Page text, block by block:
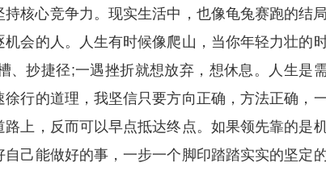
核心竞争力。现实生活中，也像龟兔赛跑的结局
会的人。人生有时候像爬山，当你年轻力壮的
、抄捷径;一遇挫折就想放弃，想休息。人生是
行的道理，我坚信只要方向正确，方法正确，
上，反而可以早点抵达终点。如果领先靠的是
己能做好的事，一步一个脚印踏踏实实的坚定